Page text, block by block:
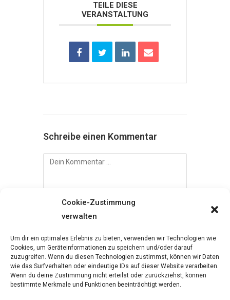
Cookie-Zustimmung
verwalten
Um dir ein optimales Erlebnis zu bieten, verwenden wir Technologien wie
Cookies, um Geräteinformationen zu speichern und/oder darauf
zuzugreifen. Wenn du diesen Technologien zustimmst, können wir Daten
wie das Surfverhalten oder eindeutige IDs auf dieser Website verarbeiten.
Wenn du deine Zustimmung nicht erteilst oder zurückziehst, können
bestimmte Merkmale und Funktionen beeinträchtigt werden.
TEILE DIESE
VERANSTALTUNG
Schreibe einen Kommentar
Kommentieren
Gib
deinen
Namen
oder
Gib